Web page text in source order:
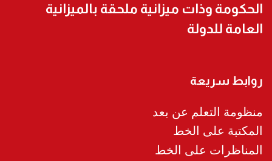
الحكومة وذات ميزانية ملحقة بالميزانية
العامة للدولة
روابط سريعة
منظومة التعلم عن بعد
المكتبة على الخط
المناظرات على الخط